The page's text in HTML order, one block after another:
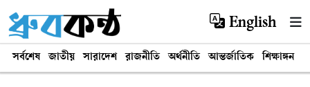
English
সর্বশেষ জাতীয় সারাদেশ রাজনীতি অর্থনীতি আন্তর্জাতিক শিক্ষাঙ্গন